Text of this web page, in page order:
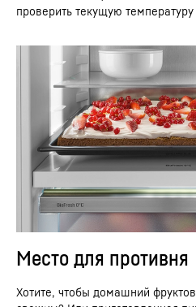
проверить текущую
Место для противня
Хотите, чтобы домашний